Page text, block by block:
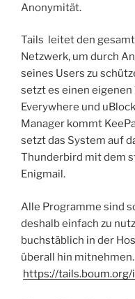
Anonymität.
Tails leitet den
Netzwerk, um durch
seines Users zu
setzt es einen eigenen
Everywhere und
Manager kommt
setzt das System auf
Thunderbird mit dem
Enigmail.
Alle Programme sind
deshalb einfach zu
buchstäblich in der
überall hin mitnehmen.
https://